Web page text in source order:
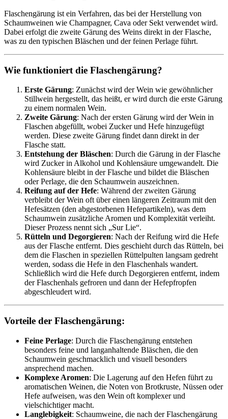
Flaschengärung ist ein Verfahren, das bei der Herstellung von
Schaumweinen wie Champagner, Cava oder Sekt verwendet wird.
Dabei erfolgt die zweite Gärung des Weins direkt in der Flasche,
was zu den typischen Bläschen und der feinen Perlage führt.
Wie funktioniert die Flaschengärung?
Erste Gärung: Zunächst wird der Wein wie gewöhnlicher
Stillwein hergestellt, das heißt, er wird durch die erste Gärung
zu einem normalen Wein.
Zweite Gärung: Nach der ersten Gärung wird der Wein in
Flaschen abgefüllt, wobei Zucker und Hefe hinzugefügt
werden. Diese zweite Gärung findet dann direkt in der
Flasche statt.
Entstehung der Bläschen: Durch die Gärung in der Flasche
wird Zucker in Alkohol und Kohlensäure umgewandelt. Die
Kohlensäure bleibt in der Flasche und bildet die Bläschen
oder Perlage, die den Schaumwein auszeichnen.
Reifung auf der Hefe: Während der zweiten Gärung
verbleibt der Wein oft über einen längeren Zeitraum mit den
Hefesätzen (den abgestorbenen Hefepartikeln), was dem
Schaumwein zusätzliche Aromen und Komplexität verleiht.
Dieser Prozess nennt sich „Sur Lie“.
Rütteln und Degorgieren: Nach der Reifung wird die Hefe
aus der Flasche entfernt. Dies geschieht durch das Rütteln, bei
dem die Flaschen in speziellen Rüttelpulten langsam gedreht
werden, sodass die Hefe in den Flaschenhals wandert.
Schließlich wird die Hefe durch Degorgieren entfernt, indem
der Flaschenhals gefroren und dann der Hefepfropfen
abgeschleudert wird.
Vorteile der Flaschengärung:
Feine Perlage: Durch die Flaschengärung entstehen
besonders feine und langanhaltende Bläschen, die den
Schaumwein geschmacklich und visuell besonders
ansprechend machen.
Komplexe Aromen: Die Lagerung auf den Hefen führt zu
aromatischen Weinen, die Noten von Brotkruste, Nüssen oder
Hefe aufweisen, was den Wein oft komplexer und
vielschichtiger macht.
Langlebigkeit: Schaumweine, die nach der Flaschengärung